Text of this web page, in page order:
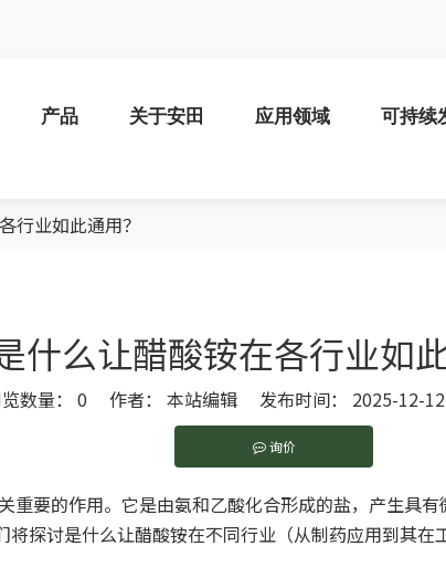
产品 关于安田 应用领域 可持续
行业如此通用？
什么让醋酸铵在各行业如
数量： 0 作者： 本站编辑 发布时间： 2025-12-
询价
重要的作用。它是由氨和乙酸化合形成的盐，产生具
探讨是什么让醋酸铵在不同行业（从制药应用到其